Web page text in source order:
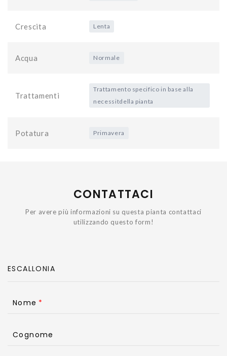
Crescita Lenta
Acqua Normale
Trattamenti
Trattamento specifico in base alla
necessitdella pianta
Potatura Primavera
CONTATTACI
Per avere più informazioni su questa pianta contattaci
utilizzando questo form!
Nome
Cognome